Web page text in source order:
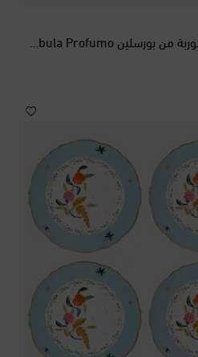
طقم أطباق شوربة من بورسلين Fabula Profumo عدد 4